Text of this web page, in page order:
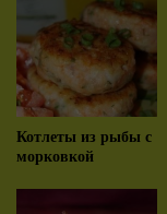
Котлеты из рыбы с
морковкой